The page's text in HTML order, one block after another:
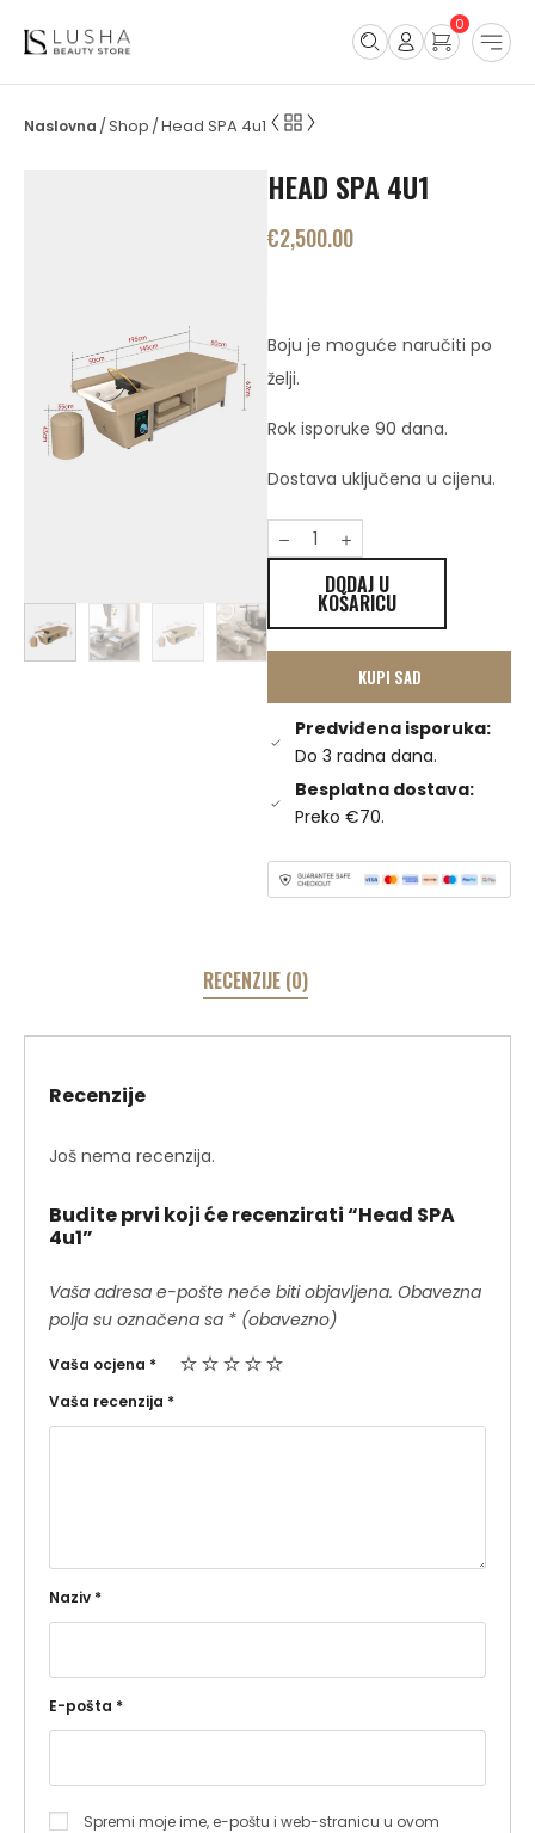
0
/Shop /Head SPA 4u1
HEAD SPA 4U1
€2,500.00
Boju je moguće naručiti po
želji.
Rok isporuke 90 dana.
Dostava uključena u cijenu.
DODAJ U
KOŠARICU
KUPI SAD
Predviđena isporuka:
Do 3 radna dana.
Besplatna dostava:
Preko €70.
RECENZIJE (0)
Recenzije
Još nema recenzija.
Budite prvi koji će recenzirati “Head SPA
4u1”
Vaša adresa e-pošte neće biti objavljena. Obavezna
polja su označena sa * (obavezno)
Vaša ocjena *
Vaša recenzija *
Naziv *
E-pošta *
Spremi moje ime, e-poštu i web-stranicu u ovom